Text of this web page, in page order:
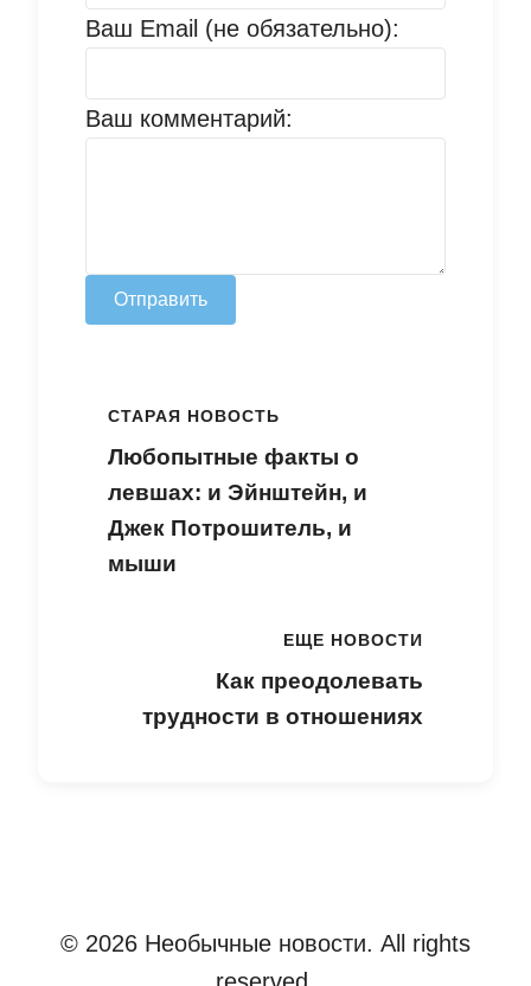
Ваш Email (не обязательно):
Ваш комментарий:
Отправить
СТАРАЯ НОВОСТЬ
Любопытные факты о
левшах: и Эйнштейн, и
Джек Потрошитель, и
мыши
ЕЩЕ НОВОСТИ
Как преодолевать
трудности в отношениях
© 2026 Необычные новости. All rights